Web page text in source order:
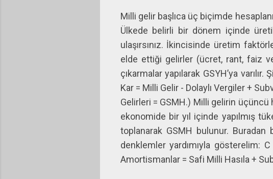
Milli gelir başlıca üç biçimde
Ülkede belirli bir dönem içinde
ulaşırsınız. İkincisinde üretim
elde ettiği gelirler (ücret, rant, faiz
çıkarmalar yapılarak GSYH’ya
Kar = Milli Gelir - Dolaylı Vergiler +
Gelirleri = GSMH.) Milli gelirin
ekonomide bir yıl içinde yapılmış
toplanarak GSMH bulunur. Buradan
denklemler yardımıyla gösterelim:
Amortismanlar = Safi Milli Hasıla +